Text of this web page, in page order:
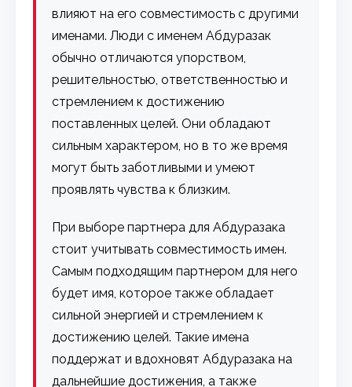
влияют на его совместимость с другими
именами. Люди с именем Абдуразак
обычно отличаются упорством,
решительностью, ответственностью и
стремлением к достижению
поставленных целей. Они обладают
сильным характером, но в то же время
могут быть заботливыми и умеют
проявлять чувства к близким.
При выборе партнера для Абдуразака
стоит учитывать совместимость имен.
Самым подходящим партнером для него
будет имя, которое также обладает
сильной энергией и стремлением к
достижению целей. Такие имена
поддержат и вдохновят Абдуразака на
дальнейшие достижения, а также